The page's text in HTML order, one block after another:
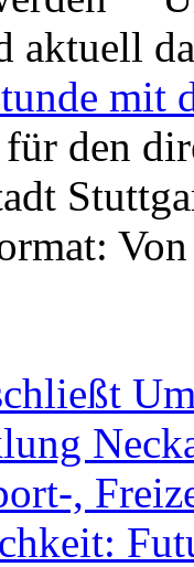
aktuell
mit
für den
,